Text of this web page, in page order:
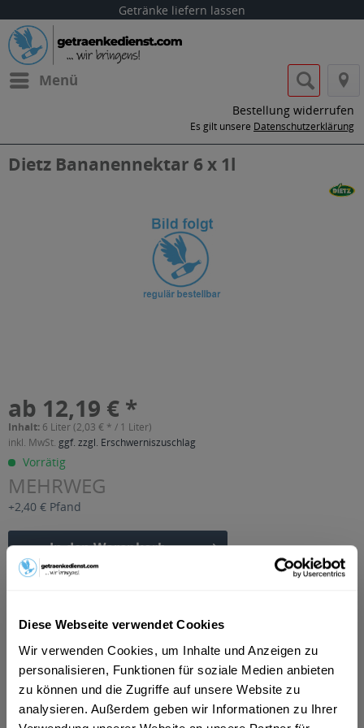
Diese Webseite verwendet Cookies
Wir verwenden Cookies, um Inhalte und Anzeigen zu
personalisieren, Funktionen für soziale Medien anbieten
zu können und die Zugriffe auf unsere Website zu
analysieren. Außerdem geben wir Informationen zu Ihrer
Getränke liefern lassen
Menü
Bestellung widerrufen
Es gilt unsere Datenschutzerklärung
Dietz Bananennektar 6 x 1l
ab 12,19 € *
Inhalt: 6 Liter (2,03 € * / 1 Liter)
inkl. MwSt. ggf. zzgl. Erschwerniszuschlag
Vorrätig
MEHRWEG
+2,40 € Pfand
In denWarenkorb
mehr
"Dietz Bananennektar 6 x 1l"